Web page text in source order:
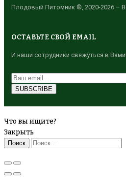
Плодовый Питомник ©, 2020-2026 –
ОСТАВЬТЕ СВОЙ EMAIL
И наши сотрудники свяжуться в Вами!
Что вы ищите?
Закрыть
Поиск